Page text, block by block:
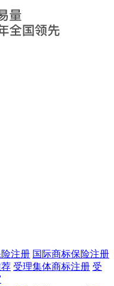
注册 国际商标保险注册
受理集体商标注册 受